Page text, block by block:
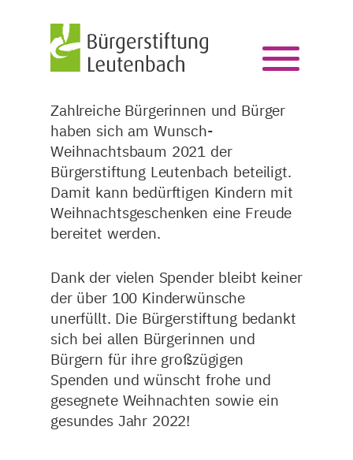
Zahlreiche Bürgerinnen und Bürger
haben sich am Wunsch-
Weihnachtsbaum 2021 der
Bürgerstiftung Leutenbach beteiligt.
Damit kann bedürftigen Kindern mit
Weihnachtsgeschenken eine Freude
bereitet werden.
Dank der vielen Spender bleibt keiner
der über 100 Kinderwünsche
unerfüllt. Die Bürgerstiftung bedankt
sich bei allen Bürgerinnen und
Bürgern für ihre großzügigen
Spenden und wünscht frohe und
gesegnete Weihnachten sowie ein
gesundes Jahr 2022!